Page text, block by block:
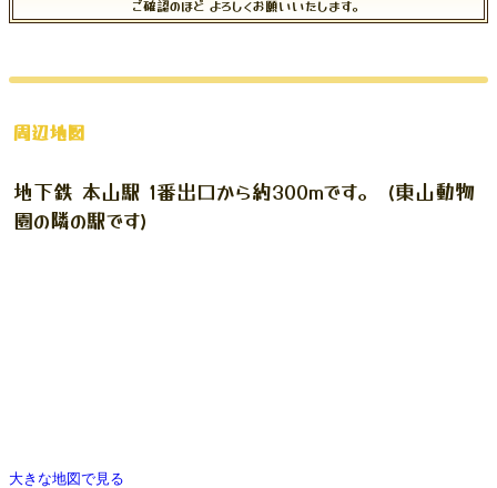
ご確認のほど よろしくお願いいたします。
周辺地図
地下鉄 本山駅 1番出口から約300mです。 (東山動物
園の隣の駅です)
大きな地図で見る